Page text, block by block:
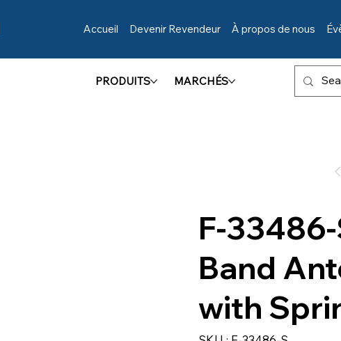
Accueil Devenir Revendeur À propos de nous
F-
Band
with
SKU
PRODUITS MARCHÉS